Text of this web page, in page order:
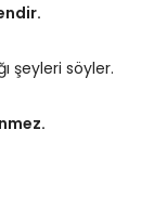
şeyleri söyler.